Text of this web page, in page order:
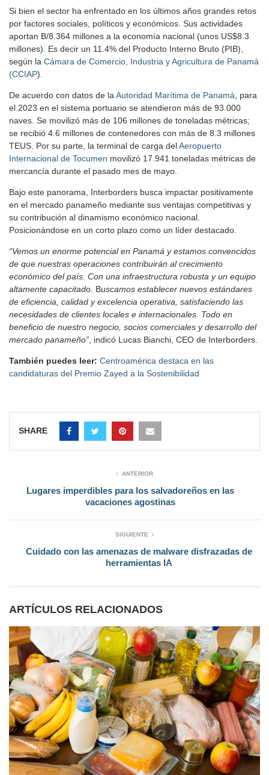
Si bien el sector ha enfrentado en los últimos años grandes retos
por factores sociales, políticos y económicos. Sus actividades
aportan B/8.364 millones a la economía nacional (unos US$8.3
millones). Es decir un 11.4% del Producto Interno Bruto (PIB),
según la Cámara de Comercio, Industria y Agricultura de Panamá
(CCIAP).
De acuerdo con datos de la Autoridad Marítima de Panamá , para
el 2023 en el sistema portuario se atendieron más de 93.000
naves. Se movilizó más de 106 millones de toneladas métricas;
se recibió 4.6 millones de contenedores con más de 8.3 millones
TEUS. Por su parte, la terminal de carga delAeropuerto
Internacional de Tocumen movilizó 17.941 toneladas métricas de
mercancía durante el pasado mes de mayo.
Bajo este panorama, Interborders busca impactar positivamente
en el mercado panameño mediante sus ventajas competitivas y
su contribución al dinamismo económico nacional.
Posicionándose en un corto plazo como un líder destacado.
“Vemos un enorme potencial en Panamá y estamos convencidos
de que nuestras operaciones contribuirán al crecimiento
económico del país. Con una infraestructura robusta y un equipo
altamente capacitado. Buscamos establecer nuevos estándares
de eficiencia, calidad y excelencia operativa, satisfaciendo las
necesidades de clientes locales e internacionales. Todo en
beneficio de nuestro negocio, socios comerciales y desarrollo del
mercado panameño” , indicó Lucas Bianchi, CEO de Interborders.
También puedes leer: Centroamérica destaca en las
candidaturas del Premio Zayed a la Sostenibilidad
SHARE
ANTERIOR
Lugares imperdibles para los salvadoreños en las
vacaciones agostinas
SIGUIENTE
Cuidado con las amenazas de malware disfrazadas de
herramientas IA
ARTÍCULOS RELACIONADOS